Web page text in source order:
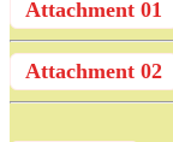
Attachment 01
Attachment 02